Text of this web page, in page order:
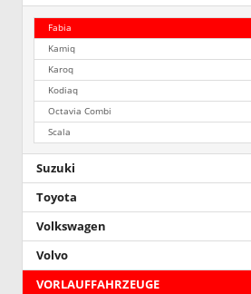
Fabia
Kamiq
Karoq
Kodiaq
Octavia Combi
Scala
Suzuki
Toyota
Volkswagen
Volvo
VORLAUFFAHRZEUGE